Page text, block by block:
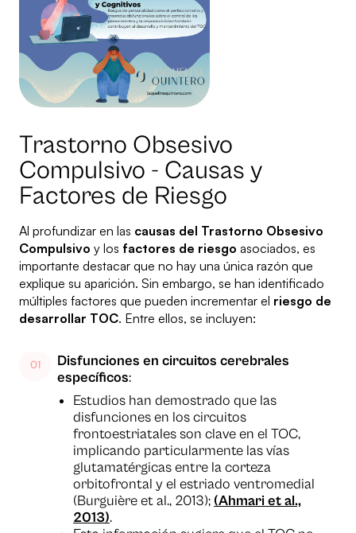
Trastorno Obsesivo
Compulsivo - Causas y
Factores de Riesgo
Al profundizar en las causas del Trastorno Obsesivo
Compulsivo y los factores de riesgo asociados, es
importante destacar que no hay una única razón que
explique su aparición. Sin embargo, se han identificado
múltiples factores que pueden incrementar el riesgo de
desarrollar TOC. Entre ellos, se incluyen:
Disfunciones en circuitos cerebrales
específicos:
Estudios han demostrado que las
disfunciones en los circuitos
frontoestriatales son clave en el TOC,
implicando particularmente las vías
glutamatérgicas entre la corteza
orbitofrontal y el estriado ventromedial
(Burguière et al., 2013); (Ahmari et al.,
2013).